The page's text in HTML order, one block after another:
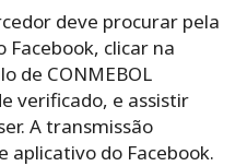
deve procurar pela
clicar na
de CONMEBOL
verificado, e assistir
A transmissão
do Facebook.